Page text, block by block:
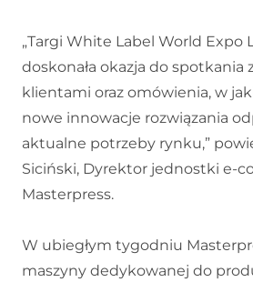
„Targi White Label World Expo
doskonała okazja do spotkania
klientami oraz omówienia, w
nowe innowacje rozwiązania
aktualne potrzeby rynku,”
Siciński, Dyrektor jednostki e-
Masterpress.
W ubiegłym tygodniu
maszyny dedykowanej do